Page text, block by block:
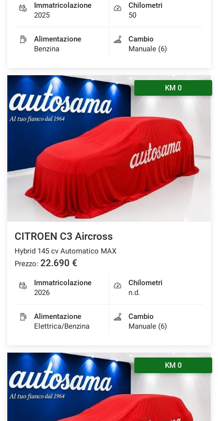
Immatricolazione
2025
Chilometri
50
Alimentazione
Benzina
Cambio
Manuale (6)
KM 0
CITROEN C3 Aircross
Hybrid 145 cv Automatico MAX
Prezzo: 22.690 €
Immatricolazione
2026
Chilometri
n.d.
Alimentazione
Elettrica/Benzina
Cambio
Manuale (6)
KM 0